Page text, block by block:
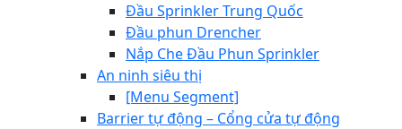
Đầu Sprinkler Trung Quốc
Đầu phun Drencher
Nắp Che Đầu Phun Sprinkler
An ninh siêu thị
[Menu Segment]
Barrier tự động – Cổng cửa tự động